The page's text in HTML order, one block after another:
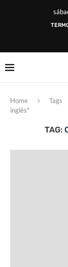
Home Tags
inglês"
TAG: